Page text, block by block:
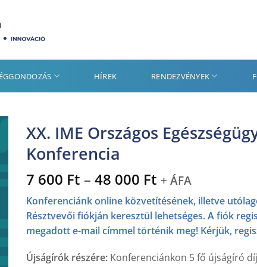
HÍREK RENDEZVÉNYEK
XX. IME Országos
Konferencia
7 600 Ft – 48 000 Ft Ártartomány:
7
600 Ft
-
48
000 Ft
+ ÁFA
Konferenciánk online közvetítésének, illetve
Résztvevői fiókján keresztül lehetséges. A fiók
megadott e-mail címmel történik meg! Kérjük,
Újságírók részére: Konferenciánkon 5 fő újságíró